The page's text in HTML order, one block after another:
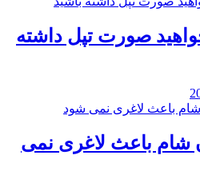
صورت تپل داشته
شام باعث لاغری نمی